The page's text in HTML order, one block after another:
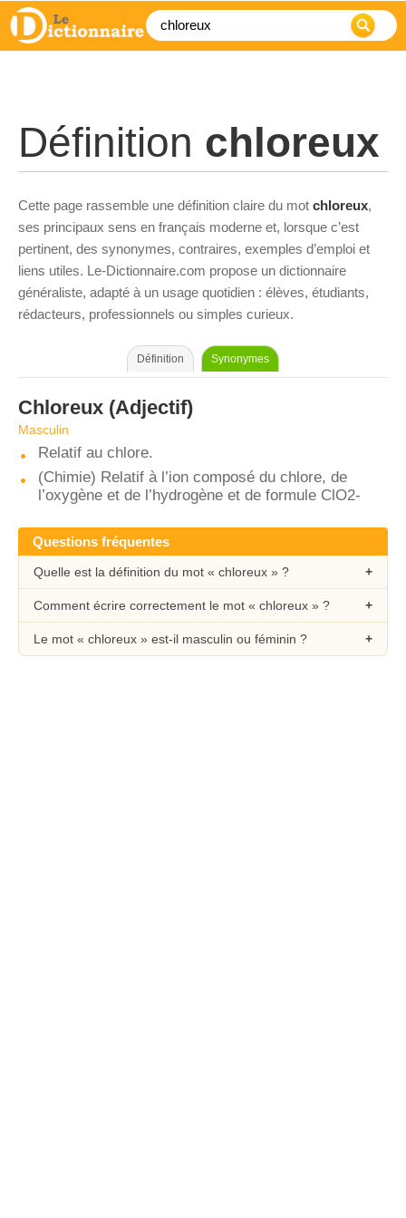
Définition chloreux
Cette page rassemble une définition claire du mot chloreux,
ses principaux sens en français moderne et, lorsque c’est
pertinent, des synonymes, contraires, exemples d’emploi et
liens utiles. Le-Dictionnaire.com propose un dictionnaire
généraliste, adapté à un usage quotidien : élèves, étudiants,
rédacteurs, professionnels ou simples curieux.
Définition Synonymes
Chloreux (Adjectif)
Masculin
Relatif au chlore.
(Chimie) Relatif à l’ion composé du chlore, de
l’oxygène et de l’hydrogène et de formule ClO2-
Questions fréquentes
Quelle est la définition du mot « chloreux » ?
Comment écrire correctement le mot « chloreux » ?
Le mot « chloreux » est-il masculin ou féminin ?